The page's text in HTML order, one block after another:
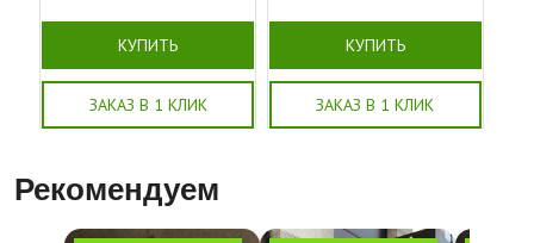
КУПИТЬ
ЗАКАЗ В 1 КЛИК
КУПИТЬ
ЗАКАЗ В 1 КЛИК
Рекомендуем